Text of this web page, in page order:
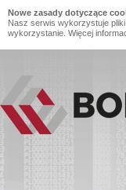
Nowe zasady dotyczące
Nasz serwis wykorzystuje
wykorzystanie. Więcej